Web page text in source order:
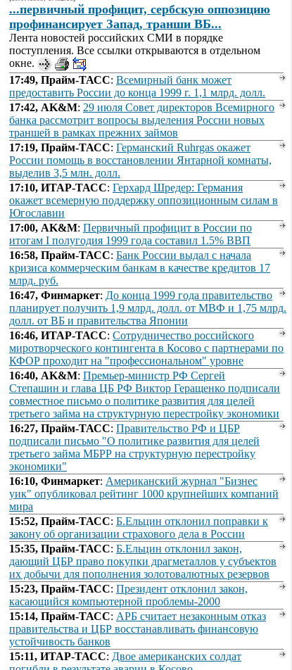
...первичный профицит, сербскую оппозицию
профинансирует Запад, транши ВБ...
Лента новостей российских СМИ в порядке
поступления. Все ссылки открываются в отдельном
окне.
17:49, Прайм-ТАСС: Всемирный банк может
предоставить России до конца 1999 г. 1,1 млрд. долл.
17:42, AK&M: 29 июля Совет директоров Всемирного
банка рассмотрит вопросы выделения России новых
траншей в рамках прежних займов
17:19, Прайм-ТАСС: Германский Ruhrgas окажет
России помощь в восстановлении Янтарной комнаты,
выделив 3,5 млн. долл.
17:10, ИТАР-ТАСС: Герхард Шредер: Германия
окажет всемерную поддержку оппозиционным силам в
Югославии
17:00, AK&M: Первичный профицит в России по
итогам I полугодия 1999 года составил 1.5% ВВП
16:58, Прайм-ТАСС: Банк России выдал с начала
кризиса коммерческим банкам в качестве кредитов 17
млрд. руб.
16:47, Финмаркет: До конца 1999 года правительство
планирует получить 1,9 млрд. долл. от МВФ и 1,75 млрд.
долл. от ВБ и правительства Японии
16:46, ИТАР-ТАСС: Сотрудничество российского
миротворческого контингента в Косово с партнерами по
КФОР проходит на "профессиональном" уровне
16:40, AK&M: Премьер-министр РФ Сергей
Степашин и глава ЦБ РФ Виктор Геращенко подписали
совместное письмо о политике развития для целей
третьего займа на структурную перестройку экономики
16:27, Прайм-ТАСС: Правительство РФ и ЦБР
подписали письмо "О политике развития для целей
третьего займа МБРР на структурную перестройку
экономики"
16:10, Финмаркет: Американский журнал "Бизнес
уик" опубликовал рейтинг 1000 крупнейших компаний
мира
15:52, Прайм-ТАСС: Б.Ельцин отклонил поправки к
закону об организации страхового дела в России
15:35, Прайм-ТАСС: Б.Ельцин отклонил закон,
дающий ЦБР право покупки драгметаллов у субъектов
их добычи для пополнения золотовалютных резервов
15:23, Прайм-ТАСС: Президент отклонил закон,
касающийся компьютерной проблемы-2000
15:14, Прайм-ТАСС: АРБ считает незаконным отказ
правительства и ЦБР восстанавливать финансовую
устойчивость банков
15:11, ИТАР-ТАСС: Двое американских солдат